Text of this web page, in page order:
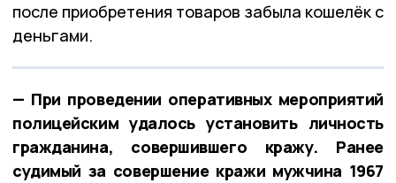
после приобретения товаров забыла кошелёк с
деньгами.
— При проведении оперативных мероприятий
полицейским удалось установить личность
гражданина, совершившего кражу. Ранее
судимый за совершение кражи мужчина 1967